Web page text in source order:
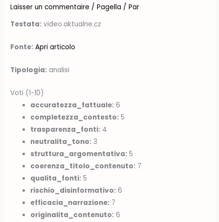
Laisser un commentaire /Pagella / Par
Testata: video.aktualne.cz
Fonte: Apri articolo
Tipologia: analisi
Voti (1-10)
accuratezza_fattuale: 6
completezza_contesto: 5
trasparenza_fonti: 4
neutralita_tono: 3
struttura_argomentativa: 5
coerenza_titolo_contenuto: 7
qualita_fonti: 5
rischio_disinformativo: 6
efficacia_narrazione: 7
originalita_contenuto: 6